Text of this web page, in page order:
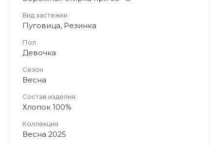
Вид застежки
Пуговица, Резинка
Пол
Девочка
Сезон
Весна
Состав изделия
Хлопок 100%
Коллекция
Весна 2025